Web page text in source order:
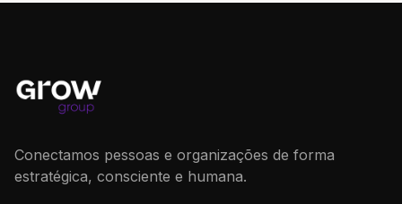
Conectamos pessoas e organizações de forma
estratégica, consciente e humana.